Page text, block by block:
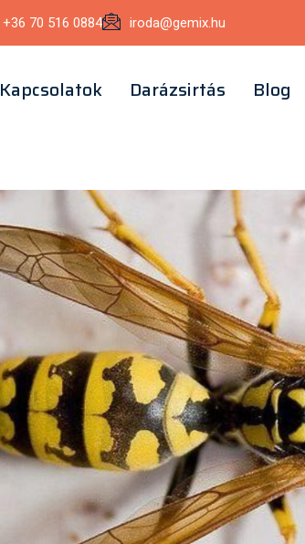
+36 70 516 0884 iroda@gemix.hu​
Kapcsolatok Darázsirtás Blog